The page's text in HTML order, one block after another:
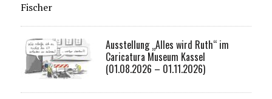
Fischer
Ausstellung „Alles wird Ruth“ im
Caricatura Museum Kassel
(01.08.2026 – 01.11.2026)